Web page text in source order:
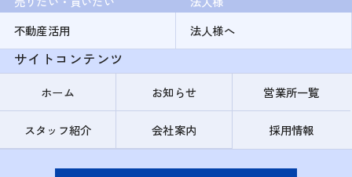
不動産活用
法人様へ
サイトコンテンツ
ホーム お知らせ 営業所一覧
スタッフ紹介 会社案内 採用情報